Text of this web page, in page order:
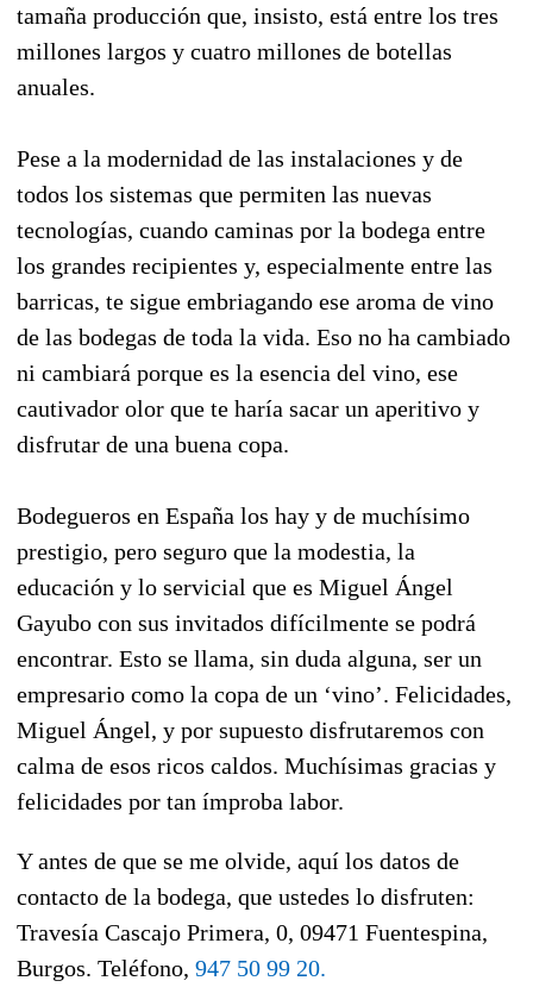
tamaña producción que, insisto, está entre los tres
millones largos y cuatro millones de botellas
anuales.
Pese a la modernidad de las instalaciones y de
todos los sistemas que permiten las nuevas
tecnologías, cuando caminas por la bodega entre
los grandes recipientes y, especialmente entre las
barricas, te sigue embriagando ese aroma de vino
de las bodegas de toda la vida. Eso no ha cambiado
ni cambiará porque es la esencia del vino, ese
cautivador olor que te haría sacar un aperitivo y
disfrutar de una buena copa.
Bodegueros en España los hay y de muchísimo
prestigio, pero seguro que la modestia, la
educación y lo servicial que es Miguel Ángel
Gayubo con sus invitados difícilmente se podrá
encontrar. Esto se llama, sin duda alguna, ser un
empresario como la copa de un ‘vino’. Felicidades,
Miguel Ángel, y por supuesto disfrutaremos con
calma de esos ricos caldos. Muchísimas gracias y
felicidades por tan ímproba labor.
Y antes de que se me olvide, aquí los datos de
contacto de la bodega, que ustedes lo disfruten:
Travesía Cascajo Primera, 0, 09471 Fuentespina,
Burgos. Teléfono, 947 50 99 20.